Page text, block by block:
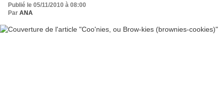
Publié le 05/11/2010 à 08:00
Par ANA